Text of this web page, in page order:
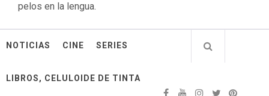
pelos en la lengua.
NOTICIAS CINE SERIES
LIBROS, CELULOIDE DE TINTA